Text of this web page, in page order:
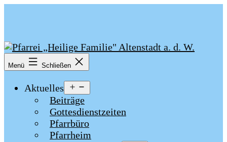
Pfarrei
„Heilige
Altenstadt
Menü Schließen
Aktuelles
öffnen
Beiträge
Gottesdienstzeiten
Pfarrbüro
Pfarrheim